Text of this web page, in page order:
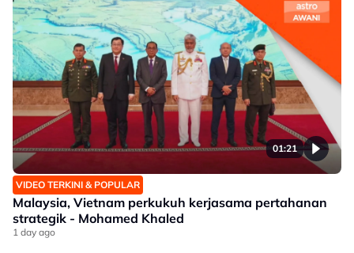
01:21
VIDEO TERKINI & POPULAR
Malaysia, Vietnam perkukuh kerjasama pertahanan
strategik - Mohamed Khaled
1 day ago